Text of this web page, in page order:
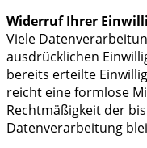
Widerruf Ihrer
Viele
ausdrücklichen
bereits erteilte
reicht eine formlose
Rechtmäßigkeit der
Datenverarbeitung